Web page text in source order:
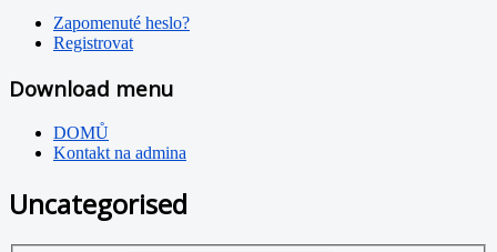
Zapomenuté heslo?
Registrovat
Download menu
DOMŮ
Kontakt na admina
Uncategorised